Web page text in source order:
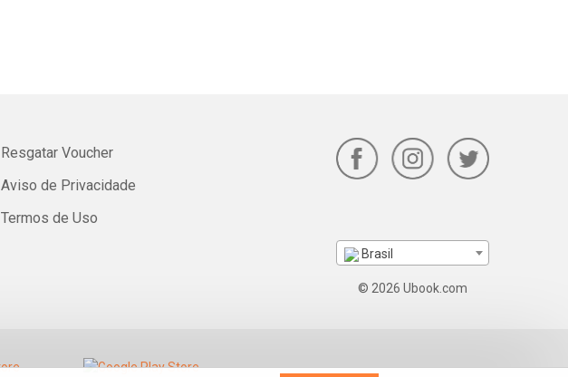
Resgatar Voucher
Aviso de Privacidade
Termos de Uso
Brasil
© 2026 Ubook.com